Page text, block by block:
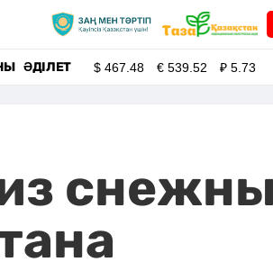
ӘДІЛЕТ $467.48 €539.52 ₽5.73